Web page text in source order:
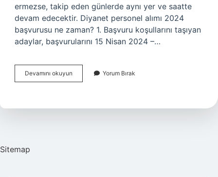
ermezse, takip eden günlerde aynı yer ve saatte
devam edecektir. Diyanet personel alımı 2024
başvurusu ne zaman? 1. Başvuru koşullarını taşıyan
adaylar, başvurularını 15 Nisan 2024 –…
Devamını okuyun
Alimi
Yorum Bırak
Sitemap